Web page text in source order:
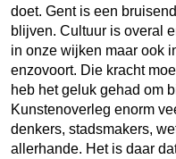
doet. Gent is een
blijven. Cultuur is overal
in onze wijken maar ook
enzovoort. Die kracht
heb het geluk gehad om
Kunstenoverleg enorm
denkers, stadsmakers,
allerhande. Het is daar